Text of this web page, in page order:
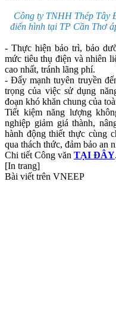
Công ty TNHH Thép Tây
điển hình tại TP Cần Thơ
- Thực hiện bảo trì, bảo
mức tiêu thụ điện và nhiên
cao nhất, tránh lãng phí.
- Đẩy mạnh tuyên truyền
trọng của việc sử dụng
đoạn khó khăn chung của
Tiết kiệm năng lượng
nghiệp giảm giá thành,
hành động thiết thực cùng
qua thách thức, đảm bảo an
Chi tiết Công văn TẠI ĐÂY.
[In trang]
Bài viết trên VNEEP